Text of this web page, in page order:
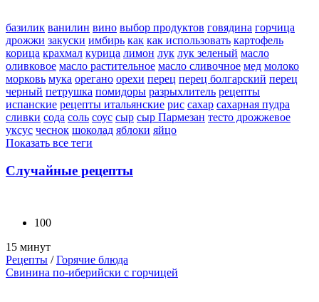
базилик ванилин вино выбор продуктов говядина горчица
дрожжи закуски имбирь как как использовать картофель
корица крахмал курица лимон лук лук зеленый масло
оливковое масло растительное масло сливочное мед молоко
морковь мука орегано орехи перец перец болгарский перец
черный петрушка помидоры разрыхлитель рецепты
испанские рецепты итальянские рис сахар сахарная пудра
сливки сода соль соус сыр сыр Пармезан тесто дрожжевое
уксус чеснок шоколад яблоки яйцо
Показать все теги
Случайные рецепты
100
15 минут
Рецепты /Горячие блюда
Свинина по-иберийски с горчицей